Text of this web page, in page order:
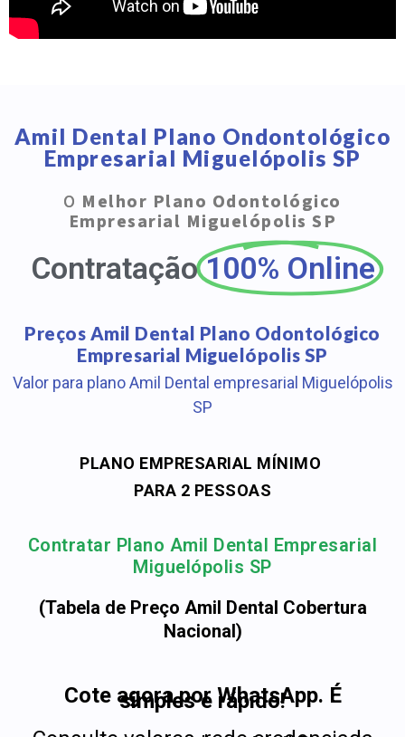
Amil Dental Plano Ondontológico
Empresarial Miguelópolis SP
O Melhor Plano Odontológico
Empresarial Miguelópolis SP
Contratação 100% Online
Preços Amil Dental Plano Odontológico
Empresarial Miguelópolis SP
Valor para plano Amil Dental empresarial Miguelópolis
SP
PLANO EMPRESARIAL MÍNIMO
PARA 2 PESSOAS
Contratar Plano Amil Dental Empresarial
Miguelópolis SP
(Tabela de Preço Amil Dental Cobertura
Nacional)
Cote agora por WhatsApp. É
simples e rápido!